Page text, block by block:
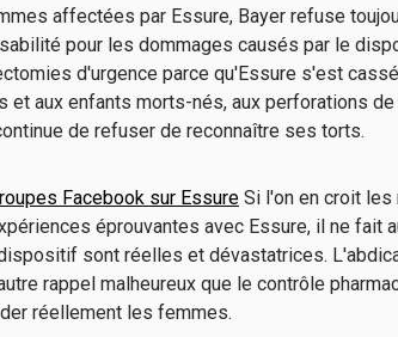
affectées par Essure, Bayer refuse
pour les dommages causés par le
d'urgence parce qu'Essure s'est
et aux enfants morts-nés, aux perforations
de refuser de reconnaître ses torts.
Facebook sur Essure Si l'on en croit
éprouvantes avec Essure, il ne fait
sont réelles et dévastatrices.
rappel malheureux que le contrôle
réellement les femmes.